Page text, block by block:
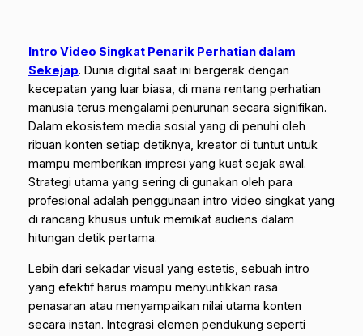
Intro Video Singkat Penarik Perhatian dalam
Sekejap. Dunia digital saat ini bergerak dengan
kecepatan yang luar biasa, di mana rentang perhatian
manusia terus mengalami penurunan secara signifikan.
Dalam ekosistem media sosial yang di penuhi oleh
ribuan konten setiap detiknya, kreator di tuntut untuk
mampu memberikan impresi yang kuat sejak awal.
Strategi utama yang sering di gunakan oleh para
profesional adalah penggunaan intro video singkat yang
di rancang khusus untuk memikat audiens dalam
hitungan detik pertama.
Lebih dari sekadar visual yang estetis, sebuah intro
yang efektif harus mampu menyuntikkan rasa
penasaran atau menyampaikan nilai utama konten
secara instan. Integrasi elemen pendukung seperti